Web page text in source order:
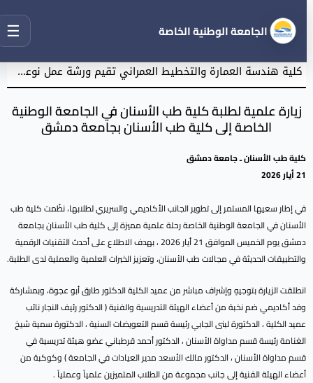
الجامعة الوطنية الخاصة ☰
كلية هندسة العمارة والتخطيط العمراني تقيم ورشة عمل نوعية نحو إعداد مشاريع تخرج معمارية مميزة
زيارة علمية لطلبة كلية طب الأسنان في الجامعة الوطنية
الخاصة إلى كلية طب الأسنان بجامعة دمشق
كلية طب الأسنان ـ جامعة دمشق
21 أيار 2026
في إطار سعيها المستمر إلى تطوير الجانب الأكاديمي والسريري لطلابها، نظّمت كلية طب
الأسنان في الجامعة الوطنية الخاصة رحلة علمية مميزة إلى كلية طب الأسنان بجامعة
دمشق يوم الخميس الموافق 21 أيار 2026 ، بهدف الاطلاع على أحدث التقنيات الرقمية
والتطبيقات الحديثة في مجالات طب الأسنان، وتعزيز الخبرات العلمية والعملية لدى الطلبة.
انطلقت الزيارة بتوجيهٍ وإشراف مباشر من عميد الكلية الدكتور طارق أبو عجوة، وبمشاركة
وفد أكاديمي ضم نخبة من أعضاء الهيئة التدريسية والفنية ( الدكتور رئيف النجار نائب
عميد الكلية ، الدكتورة لبنى الجابي رئيسة قسم التعويضات السنية ، الدكتورة سمية شيخ
الغنامة رئيسة قسم مداواة الأسنان ، الدكتور أحمد قرطباني عضو هيئة تدريسية في
قسم مداواة الأسنان ، الدكتور مالك الأسعد مدير العيادات في الجامعة ) وكوكبة من
أعضاء الهيئة الفنية إلى جانب مجموعة من الطلاب المتميزين علمياً وعملياً .